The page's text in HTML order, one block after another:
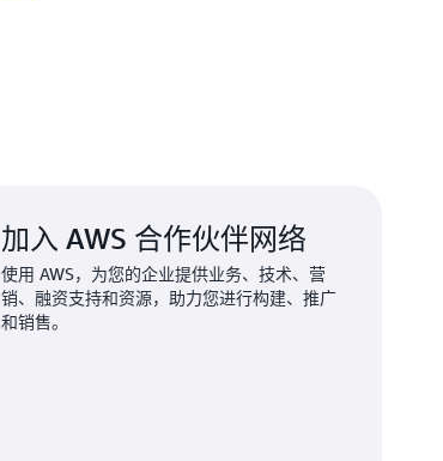
加入 AWS 合作伙伴网络
使用 AWS，为您的企业提供业务、技术、营
销、融资支持和资源，助力您进行构建、推广
和销售。